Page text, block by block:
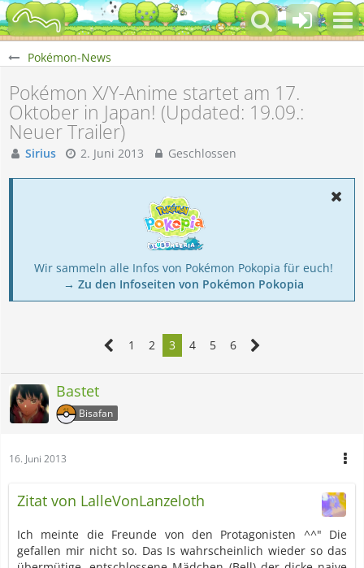
Pokémon-News
Pokémon X/Y-Anime startet am 17.
Oktober in Japan! (Updated: 19.09.:
Neuer Trailer)
Sirius 2. Juni 2013 Geschlossen
Wir sammeln alle Infos von Pokémon Pokopia für euch!
→ Zu den Infoseiten von Pokémon Pokopia
1 2 3 4 5 6
Bastet
Bisafan
16. Juni 2013
Zitat von LalleVonLanzeloth
Ich meinte die Freunde von den Protagonisten ^^" Die
gefallen mir nicht so. Das Is wahrscheinlich wieder so das